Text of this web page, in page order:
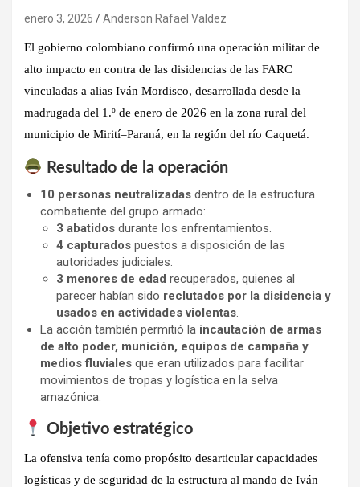
enero 3, 2026 Anderson Rafael Valdez
El gobierno colombiano confirmó una operación militar de
alto impacto en contra de las disidencias de las FARC
vinculadas a alias Iván Mordisco, desarrollada desde la
madrugada del 1.º de enero de 2026 en la zona rural del
municipio de Mirití–Paraná, en la región del río Caquetá.
Resultado de la operación
10 personas neutralizadas dentro de la estructura
combatiente del grupo armado:
3 abatidos durante los enfrentamientos.
4 capturados puestos a disposición de las
autoridades judiciales.
3 menores de edad recuperados, quienes al
parecer habían sido reclutados por la disidencia y
usados en actividades violentas.
La acción también permitió la incautación de armas
de alto poder, munición, equipos de campaña y
medios fluviales que eran utilizados para facilitar
movimientos de tropas y logística en la selva
amazónica.
Objetivo estratégico
La ofensiva tenía como propósito desarticular capacidades
logísticas y de seguridad de la estructura al mando de Iván